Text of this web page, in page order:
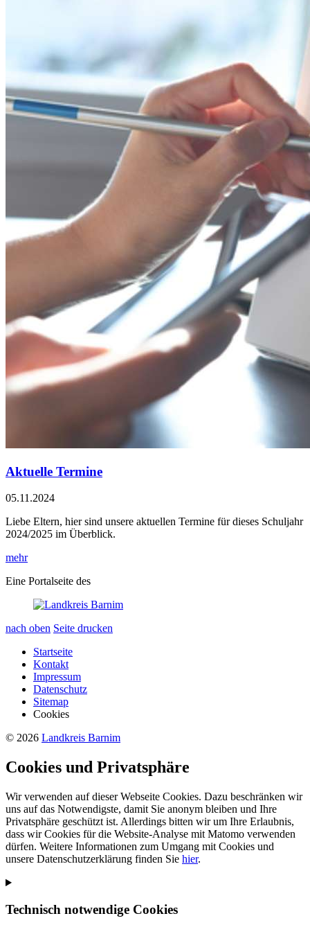
Aktuelle Termine
05.11.2024
Liebe Eltern, hier sind unsere aktuellen Termine für dieses Schuljahr
2024/2025 im Überblick.
mehr
Eine Portalseite des
nach oben Seite drucken
Startseite
Kontakt
Impressum
Datenschutz
Sitemap
Cookies
© 2026 Landkreis Barnim
Cookies und Privatsphäre
Wir verwenden auf dieser Webseite Cookies. Dazu beschränken wir
uns auf das Notwendigste, damit Sie anonym bleiben und Ihre
Privatsphäre geschützt ist. Allerdings bitten wir um Ihre Erlaubnis,
dass wir Cookies für die Website-Analyse mit Matomo verwenden
dürfen. Weitere Informationen zum Umgang mit Cookies und
unsere Datenschutzerklärung finden Sie hier.
Technisch notwendige Cookies